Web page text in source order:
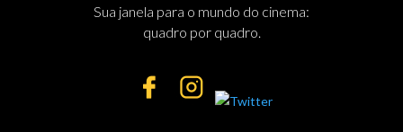
Sua janela para o mundo do cinema:
quadro por quadro.